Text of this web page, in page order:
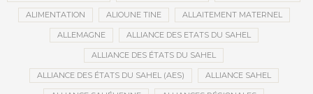
ALIMENTATION ALIOUNE TINE ALLAITEMENT MATERNEL
ALLEMAGNE ALLIANCE DES ETATS DU SAHEL
ALLIANCE DES ÉTATS DU SAHEL
ALLIANCE DES ÉTATS DU SAHEL (AES) ALLIANCE SAHEL